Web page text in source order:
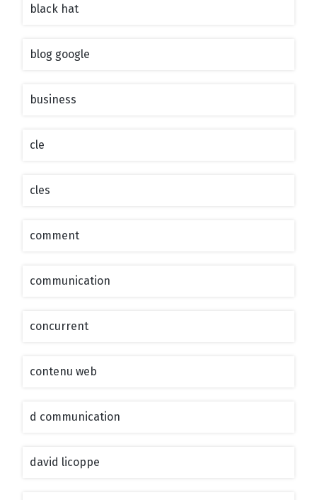
black hat
blog google
business
cle
cles
comment
communication
concurrent
contenu web
d communication
david licoppe